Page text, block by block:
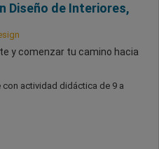
Diseño de Interiores,
y comenzar tu camino hacia
con actividad didáctica de 9 a